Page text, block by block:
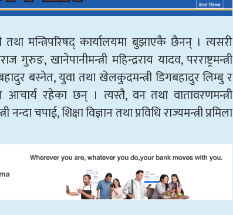
तथा मन्त्रिपरिषद् कार्यालयमा बुझाएकै छैनन् । त्यसरी
खानेपानीमन्त्री महिन्द्रराय यादव, परराष्ट्रमन्त्री
बस्नेत, युवा तथा खेलकुदमन्त्री डिगबहादुर लिम्बु र
आचार्य रहेका छन् । त्यस्तै, वन तथा वातावरणमन्त्री
चपाई, शिक्षा विज्ञान तथा प्रविधि राज्यमन्त्री प्रमिला